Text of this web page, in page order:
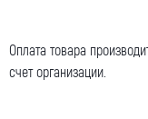
Оплата товара
счет организации.